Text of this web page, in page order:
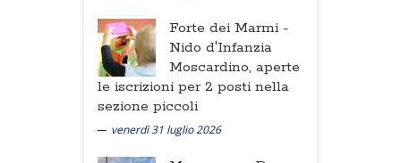
Forte dei Marmi -
Nido d'Infanzia
Moscardino, aperte
le iscrizioni per 2 posti nella
sezione piccoli
venerdì 31 luglio 2026